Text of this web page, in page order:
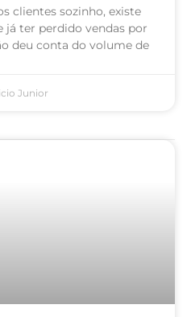
clientes sozinho, existe
já ter perdido vendas por
deu conta do volume de
Junior